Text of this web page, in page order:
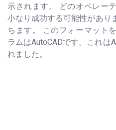
示されます。 どのオペレー
小なり成功する可能性があり
ちます。 このフォーマット
ラムはAutoCADです。これは
れました。